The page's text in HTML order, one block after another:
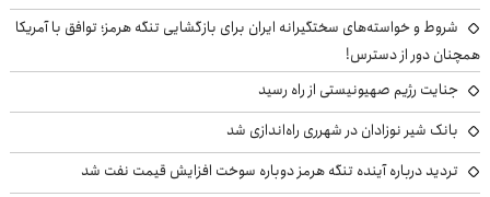
شروط و خواسته‌های سختگیرانه ایران برای بازگشایی تنگه هرمز؛ توافق با آمریکا
همچنان دور از دسترس!
جنایت رژیم صهیونیستی از راه رسید
بانک شیر نوزادان در شهرری راه‌اندازی شد
تردید درباره آینده تنگه هرمز دوباره سوخت افزایش قیمت نفت شد